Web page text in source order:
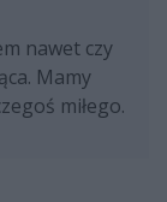
nawet czy
Mamy
miłego.